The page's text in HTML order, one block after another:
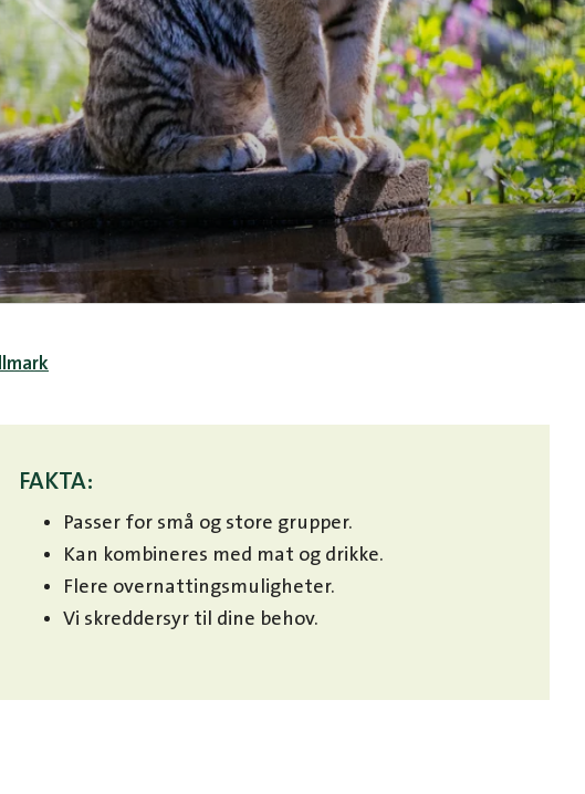
FAKTA:
Passer for små og store grupper.
Kan kombineres med mat og drikke.
Flere overnattingsmuligheter.
Vi skreddersyr til dine behov.